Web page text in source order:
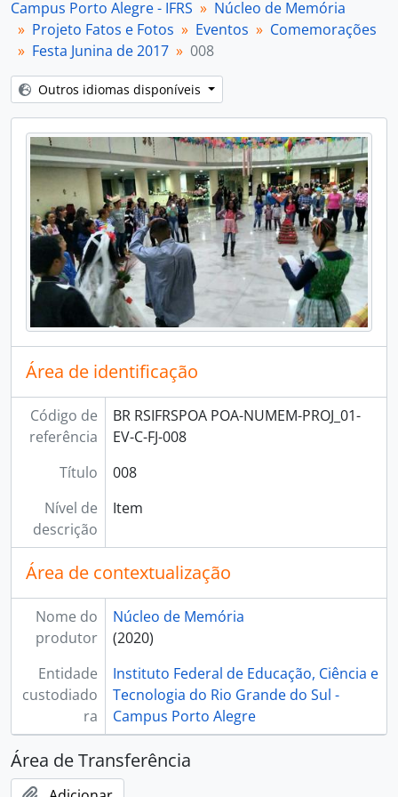
[Item] 012
[Item] 013
[Item] 014
[Item] 015
[Item] 016
[Item] 017
[Item] 018
[Item] 019
[Item] 020
[Item] 021
[Item] 022
[Item] 023
[Item] 024
[Parte] Formaturas e Colações de Grau
[Subséries] Mostras de Pesquisa, Ensino e Extensão
[Parte] Semanas Acadêmicas de Curso
[Séries] Memórias do Campus
[Séries] Espaços Físicos
[Séries] Materiais de divulgação e Imprensa
[Séries] Programas e projetos
[Séries] Projeto Do IF pra Vida
Campus Porto Alegre - IFRS
Núcleo de Memória
Projeto Fatos e Fotos
Eventos
Comemorações
Festa Junina de 2017
008
Outros idiomas disponíveis
Área de identificação
Código de
referência
BR RSIFRSPOA POA-NUMEM-PROJ_01-
EV-C-FJ-008
Título
008
Nível de
descrição
Item
Área de contextualização
Nome do
produtor
Núcleo de Memória
(2020)
Entidade
custodiado
ra
Instituto Federal de Educação, Ciência e
Tecnologia do Rio Grande do Sul -
Campus Porto Alegre
Área de Transferência